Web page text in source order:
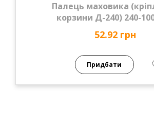
Палець маховика
корзини Д-240) 240-
52.92 грн
Придбати